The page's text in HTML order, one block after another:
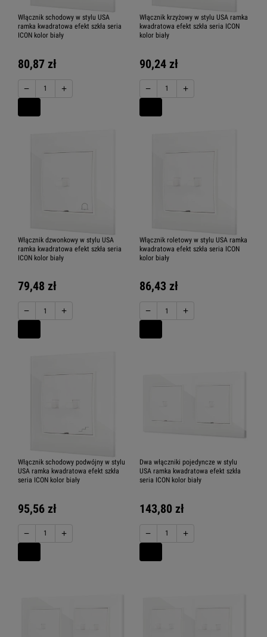
Włącznik schodowy w stylu USA
ramka kwadratowa efekt szkła seria
ICON kolor biały
80,87 zł
− +
Włącznik krzyżowy w stylu USA ramka
kwadratowa efekt szkła seria ICON
kolor biały
90,24 zł
− +
Włącznik dzwonkowy w stylu USA
ramka kwadratowa efekt szkła seria
ICON kolor biały
79,48 zł
− +
Włącznik roletowy w stylu USA ramka
kwadratowa efekt szkła seria ICON
kolor biały
86,43 zł
− +
Włącznik schodowy podwójny w stylu
USA ramka kwadratowa efekt szkła
seria ICON kolor biały
95,56 zł
− +
Dwa włączniki pojedyncze w stylu
USA ramka kwadratowa efekt szkła
seria ICON kolor biały
143,80 zł
− +